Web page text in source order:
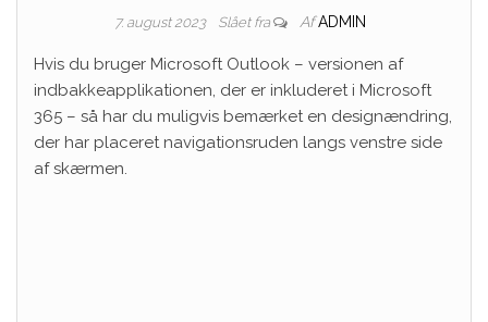
7. august 2023 Slået fra Af ADMIN
Hvis du bruger Microsoft Outlook – versionen af ​​
indbakkeapplikationen, der er inkluderet i Microsoft
365 – så har du muligvis bemærket en designændring,
der har placeret navigationsruden langs venstre side
af skærmen.